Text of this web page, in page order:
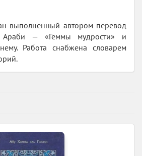
выполненный автором перевод
Араби — «Геммы мудрости» и
Работа снабжена словарем